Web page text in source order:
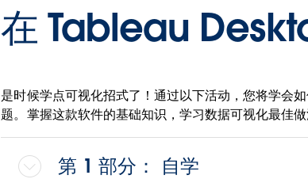
在 Tableau
是时候学点可视化招式了！通过以下活动，您将学会
题。掌握这款软件的基础知识，学习数据可视化最佳
第 1 部分： 自学